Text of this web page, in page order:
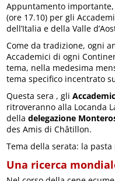
Appuntamento
(ore 17.10) per gli
dell’Italia e della Valle
Come da tradizione, ogni
Accademici di ogni
tema, nella medesima
tema specifico incentrato
Questa sera , gli
ritroveranno alla Locanda
delladelegazione
des Amis di Châtillon.
Tema della serata: la
Una ricerca